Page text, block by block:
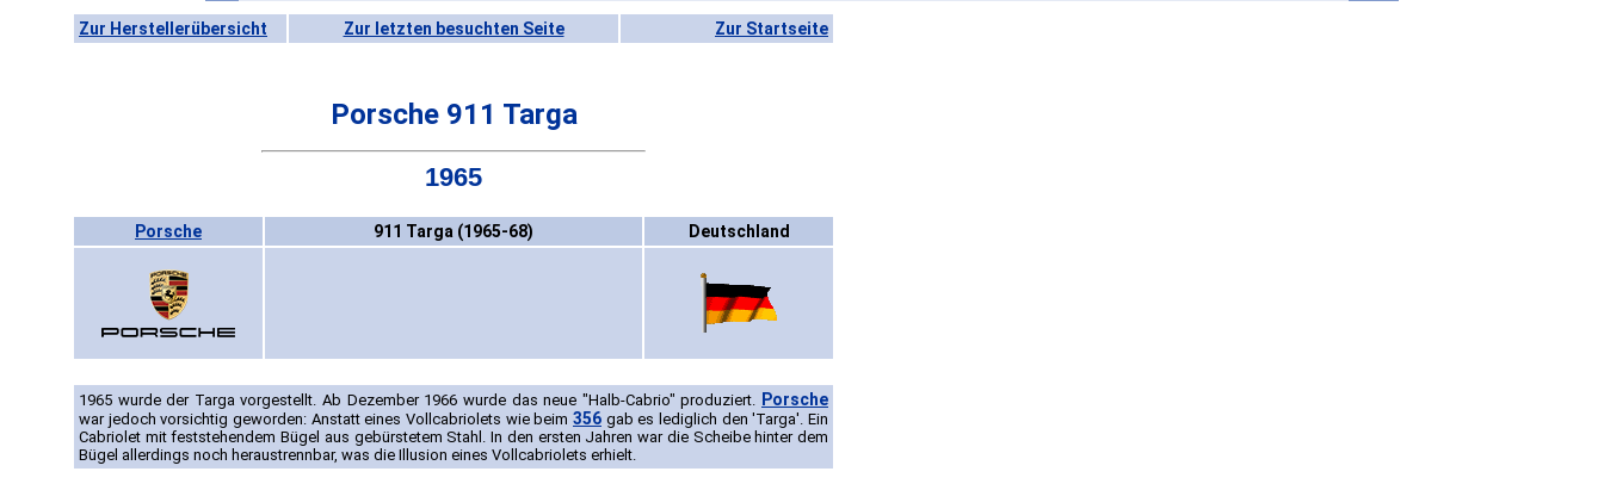
Zur Herstellerübersicht Zur letzten besuchten Seite Zur Startseite
Porsche 911 Targa
1965
Porsche 911 Targa (1965-68) Deutschland
1965 wurde der Targa vorgestellt. Ab Dezember 1966 wurde das neue "Halb-Cabrio" produziert. Porsche
war jedoch vorsichtig geworden: Anstatt eines Vollcabriolets wie beim 356 gab es lediglich den 'Targa'. Ein
Cabriolet mit feststehendem Bügel aus gebürstetem Stahl. In den ersten Jahren war die Scheibe hinter dem
Bügel allerdings noch heraustrennbar, was die Illusion eines Vollcabriolets erhielt.